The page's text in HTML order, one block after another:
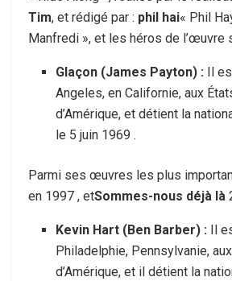
Tim, et rédigé par : phil hai« Phil
Manfredi », et les héros de l’œuvre
Glaçon (James Payton) :
Il
Angeles, en Californie, aux
d’Amérique, et détient la
le 5 juin 1969 .
Parmi ses œuvres les plus
en 1997 , etSommes-nous déjà là
Kevin Hart (Ben Barber) :
Il
Philadelphie, Pennsylvanie,
d’Amérique, et il détient la